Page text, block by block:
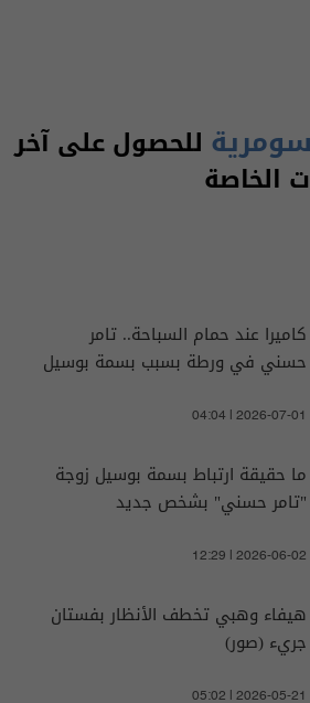
للحصول على آخر
الخاصة
كاميرا عند حمام السباحة.. تامر
حسني في ورطة بسبب بسمة بوسيل
04:04 | 2026-07-01
ما حقيقة ارتباط بسمة بوسيل زوجة
"تامر حسني" بشخص جديد
12:29 | 2026-06-02
هيفاء وهبي تخطف الأنظار بفستان
جريء (صور)
05:02 | 2026-05-21